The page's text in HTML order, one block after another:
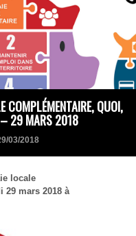
COMPLÉMENTAIRE, QUOI,
– 29 MARS 2018
03/2018
locale
mars 2018 à